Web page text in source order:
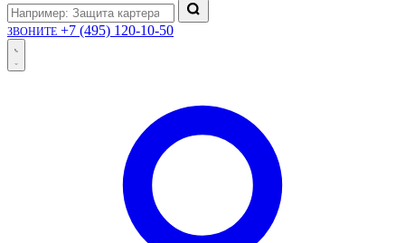
ЗВОНИТЕ +7 (495) 120-10-50